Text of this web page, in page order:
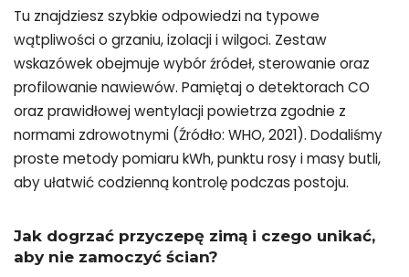
Tu znajdziesz szybkie odpowiedzi na typowe
wątpliwości o grzaniu, izolacji i wilgoci. Zestaw
wskazówek obejmuje wybór źródeł, sterowanie oraz
profilowanie nawiewów. Pamiętaj o detektorach CO
oraz prawidłowej wentylacji powietrza zgodnie z
normami zdrowotnymi (Źródło: WHO, 2021). Dodaliśmy
proste metody pomiaru kWh, punktu rosy i masy butli,
aby ułatwić codzienną kontrolę podczas postoju.
Jak dogrzać przyczepę zimą i czego unikać,
aby nie zamoczyć ścian?